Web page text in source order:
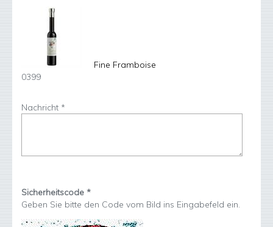
Fine Framboise
0399
Nachricht *
Sicherheitscode *
Geben Sie bitte den Code vom Bild ins Eingabefeld ein.